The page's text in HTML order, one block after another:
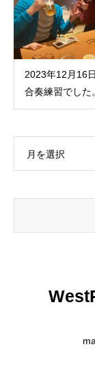
2023年12月16
合奏練習でした
月を選択